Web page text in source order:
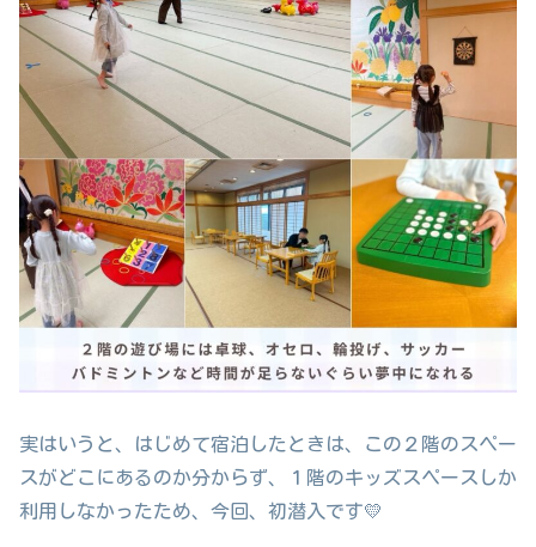
実はいうと、はじめて宿泊したときは、この２階のスペー
スがどこにあるのか分からず、１階のキッズスペースしか
利用しなかったため、今回、初潜入です💛